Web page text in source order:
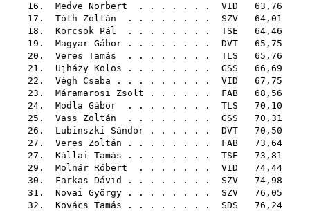
16. Medve Norbert . . . . . . . VID 63,76
17. Tóth Zoltán . . . . . . . . SZV 64,01
18. Korcsok Pál . . . . . . . . TSE 64,46
19. Magyar Gábor . . . . . . . . DVT 65,75
20. Veres Tamás . . . . . . . . TLS 65,76
21. Ujházy Kolos . . . . . . . . GSS 66,69
22. Végh Csaba . . . . . . . . . VID 67,75
23. Máramarosi Zsolt . . . . . . FAB 68,56
24. Modla Gábor . . . . . . . . TLS 70,10
25. Vass Zoltán . . . . . . . . GSS 70,31
26. Lubinszki Sándor . . . . . . DVT 70,50
27. Veres Zoltán . . . . . . . . FAB 73,64
27. Kállai Tamás . . . . . . . . TSE 73,81
29. Molnár Róbert . . . . . . . VID 74,44
30. Farkas Dávid . . . . . . . . SZV 74,98
31. Novai György . . . . . . . . SZV 76,05
32. Kovács Tamás . . . . . . . . SDS 76,24